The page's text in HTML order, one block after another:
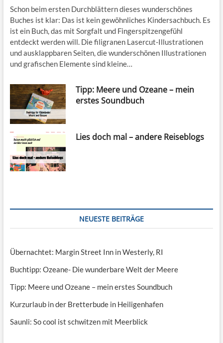
Schon beim ersten Durchblättern dieses wunderschönes
Buches ist klar: Das ist kein gewöhnliches Kindersachbuch. Es
ist ein Buch, das mit Sorgfalt und Fingerspitzengefühl
entdeckt werden will. Die filigranen Lasercut-Illustrationen
und ausklappbaren Seiten, die wunderschönen Illustrationen
und grafischen Elemente sind kleine…
Tipp: Meere und Ozeane – mein
erstes Soundbuch
Lies doch mal – andere Reiseblogs
NEUESTE BEITRÄGE
Übernachtet: Margin Street Inn in Westerly, RI
Buchtipp: Ozeane- Die wunderbare Welt der Meere
Tipp: Meere und Ozeane – mein erstes Soundbuch
Kurzurlaub in der Bretterbude in Heiligenhafen
Saunli: So cool ist schwitzen mit Meerblick